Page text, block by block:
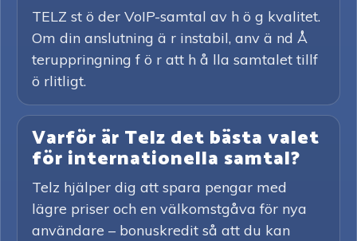
TELZ st ö der VoIP-samtal av h ö g kvalitet.
Om din anslutning ä r instabil, anv ä nd Å
teruppringning f ö r att h å lla samtalet tillf
ö rlitligt.
Varför är Telz det bästa valet
för internationella samtal?
Telz hjälper dig att spara pengar med
lägre priser och en välkomstgåva för nya
användare – bonuskredit så att du kan